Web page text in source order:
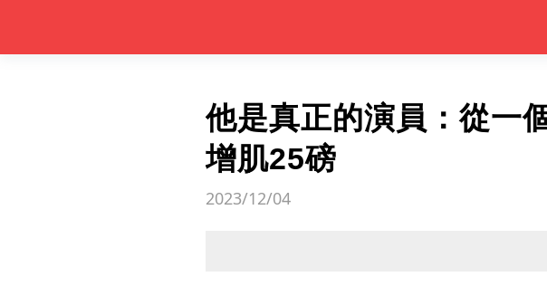
他是真正的演員：從一
增肌25磅
2023/12/04